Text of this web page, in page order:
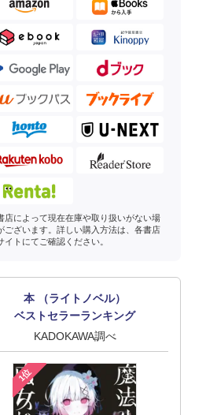
店によって現在在庫や取り扱いがない場
ございます。詳しい購入方法は、各書店
イトにてご確認ください。
本 （ライトノベル）
ベストセラーランキング
KADOKAWA調べ
1位